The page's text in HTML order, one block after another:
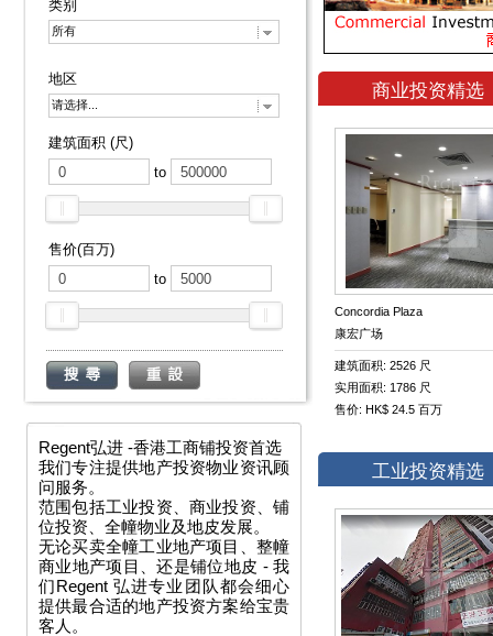
类别
所有
地区
请选择...
建筑面积 (尺)
to
售价(百万)
to
Regent弘进 -香港工商铺投资首选
我们专注提供地产投资物业资讯顾
问服务。
范围包括工业投资、商业投资、铺
位投资、全幢物业及地皮发展。
无论买卖全幢工业地产项目、整幢
商业地产项目、还是铺位地皮 - 我
们Regent 弘进专业团队都会细心
提供最合适的地产投资方案给宝贵
客人。
商业投资精选
Concordia Plaza
康宏广场
建筑面积: 2526 尺
实用面积: 1786 尺
售价: HK$ 24.5 百万
工业投资精选